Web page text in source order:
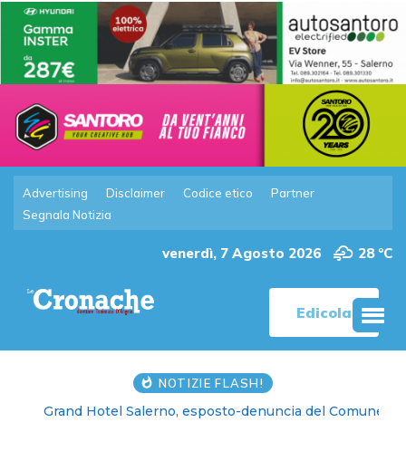
Advertising Disclaimer Codice etico
Partner
Segnala Notizia
venerdì, 7 Agosto 2026 28 °C
Edicola
NOTIZIE FLASH!
Grand Hotel Salerno, esposto-denuncia del Comune